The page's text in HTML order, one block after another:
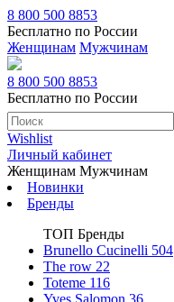
8 800 500 8853
Бесплатно по России
Женщинам Мужчинам
8 800 500 8853
Бесплатно по России
Wishlist
Личный кабинет
Женщинам Мужчинам
Новинки
Бренды
ТОП Бренды
Brunello Cucinelli 504
The row 22
Toteme 116
Yves Salomon 36